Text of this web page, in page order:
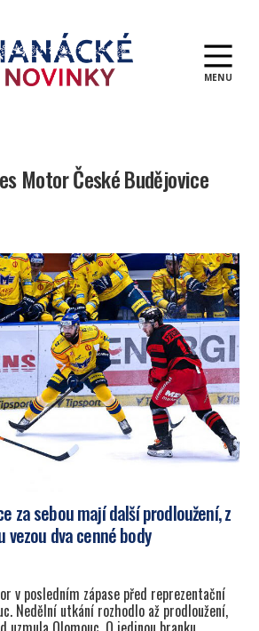
MENU
Motor České Budějovice
za sebou mají další prodloužení, z
vezou dva cenné body
v posledním zápase před reprezentační
Nedělní utkání rozhodlo až prodloužení,